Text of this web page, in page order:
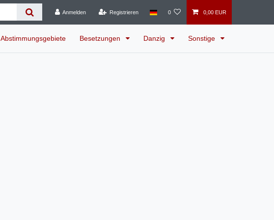
Anmelden Registrieren 0 0,00 EUR
Abstimmungsgebiete Besetzungen Danzig Sonstige